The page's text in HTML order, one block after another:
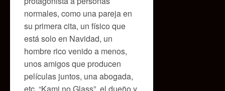
normales, como una pareja en
su primera cita, un físico que
está solo en Navidad, un
hombre rico venido a menos,
unos amigos que producen
películas juntos, una abogada,